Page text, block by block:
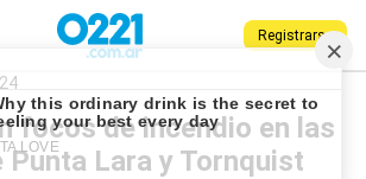
Registrarse
Punta Lara
focos de incendio en las
Punta Lara y Tornquist